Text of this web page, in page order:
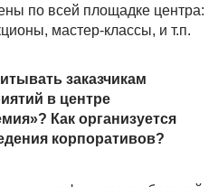
по всей площадке центра:
мастер-классы, и т.п.
заказчикам
в центре
Как организуется
корпоративов?